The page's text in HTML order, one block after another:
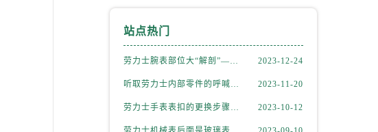
站点热门
劳力士腕表部位大“解剖”——劳力士大讲堂开课啦！ 2023-12-24
听取劳力士内部零件的呼喊，似有无尽的故事等待我们去探索 2023-11-20
劳力士手表表扣的更换步骤（如何更换手表的表扣） 2023-10-12